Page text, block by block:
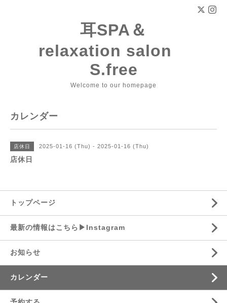
耳SPA＆
relaxation salon
S.free
Welcome to our homepage
カレンダー
店休日 2025-01-16 (Thu) - 2025-01-16 (Thu)
店休日
トップページ
最新の情報はこちら▶︎Instagram
お知らせ
カレンダー